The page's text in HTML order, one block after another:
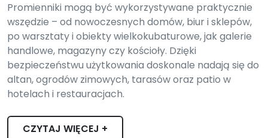
Promienniki mogą być wykorzystywane praktycznie
wszędzie – od nowoczesnych domów, biur i sklepów,
po warsztaty i obiekty wielkokubaturowe, jak galerie
handlowe, magazyny czy kościoły. Dzięki
bezpieczeństwu użytkowania doskonale nadają się do
altan, ogrodów zimowych, tarasów oraz patio w
hotelach i restauracjach.
CZYTAJ WIĘCEJ +